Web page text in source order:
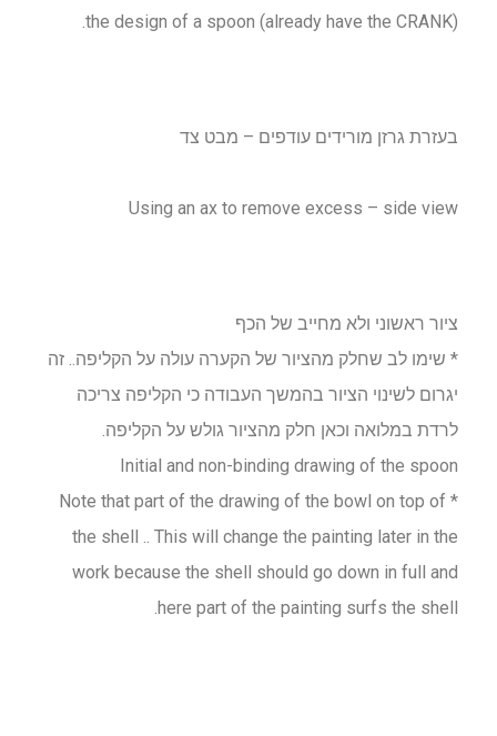
the design of a spoon (already have the CRANK).
בעזרת גרזן מורידים עודפים – מבט צד
Using an ax to remove excess – side view
ציור ראשוני ולא מחייב של הכף
* שימו לב שחלק מהציור של הקערה עולה על הקליפה.. זה
יגרום לשינוי הציור בהמשך העבודה כי הקליפה צריכה
לרדת במלואה וכאן חלק מהציור גולש על הקליפה.
Initial and non-binding drawing of the spoon
* Note that part of the drawing of the bowl on top of
the shell .. This will change the painting later in the
work because the shell should go down in full and
here part of the painting surfs the shell.